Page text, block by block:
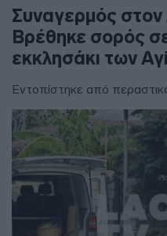
Συναγερμός
Βρέθηκε σορός
εκκλησάκι των
Εντοπίστηκε από